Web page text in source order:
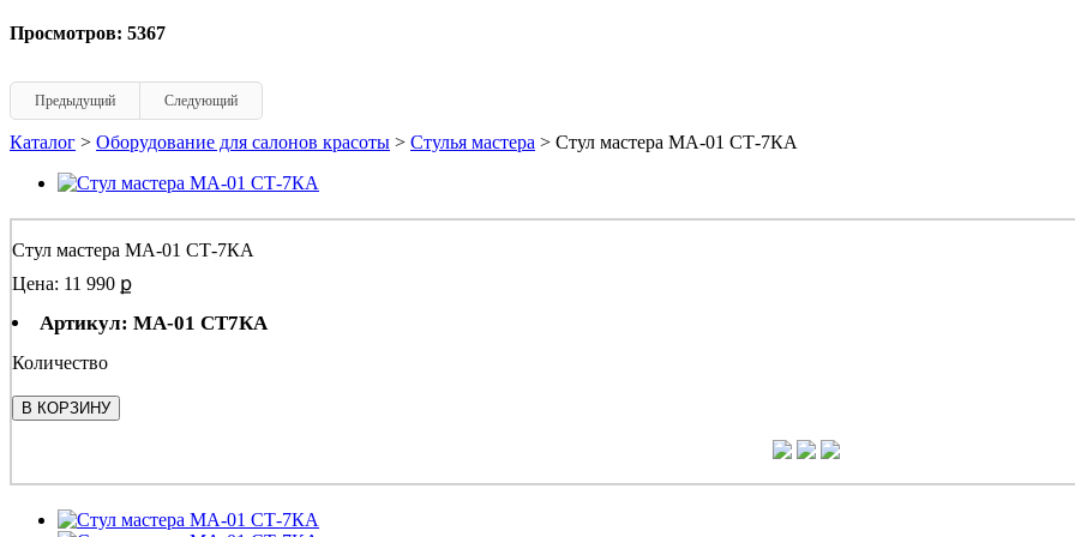
Просмотров: 5367
Предыдущий Следующий
Каталог > Оборудование для салонов красоты > Стулья мастера > Стул мастера МА-01 СТ-7КА
Стул мастера МА-01 СТ-7КА
Цена: 11 990 ք
Артикул: МА-01 СТ7КА
Количество
В КОРЗИНУ